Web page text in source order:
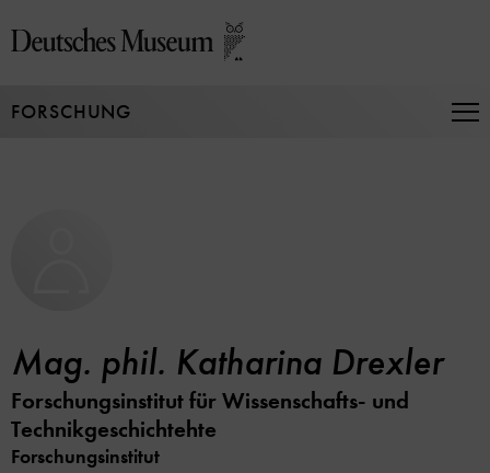
zum
FORSCHUNG
Mag. phil. Katharina Drexler
Forschungsinstitut für Wissenschafts- und
Technikgeschichtehte
Forschungsinstitut